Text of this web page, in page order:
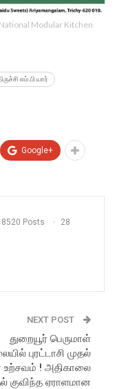
Modular Kitchen
எம்.பி யார்
Google+
8520 Posts 28
NEXT POST
துறையூர் பெருமாள்
புரட்டாசி முதல்
உற்சவம் ! அதிகாலை
குவிந்த ஏராளமான